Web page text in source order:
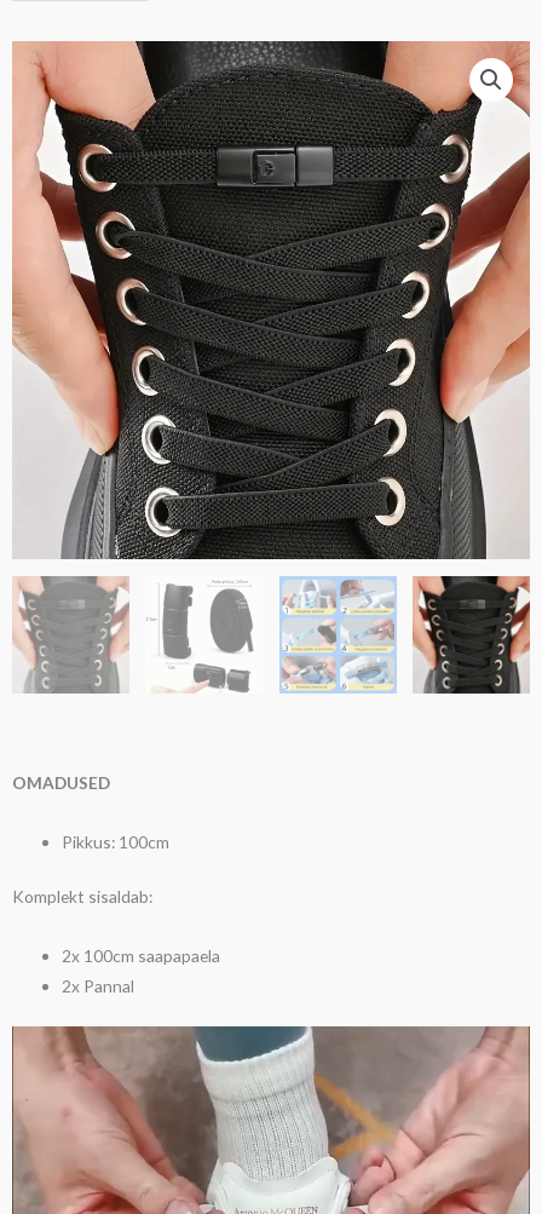
OMADUSED
Pikkus: 100cm
Komplekt sisaldab:
2x 100cm saapapaela
2x Pannal
Videoesitaja